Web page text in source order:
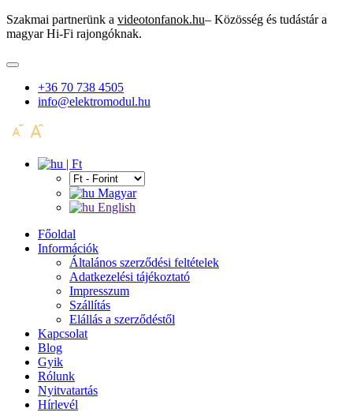
Szakmai partnerünk a videotonfanok.hu– Közösség és tudástár a
magyar Hi-Fi rajongóknak.
+36 70 738 4505
info@elektromodul.hu
| Ft
Magyar
English
Főoldal
Információk
Általános szerződési feltételek
Adatkezelési tájékoztató
Impresszum
Szállítás
Elállás a szerződéstől
Kapcsolat
Blog
Gyik
Rólunk
Nyitvatartás
Hírlevél